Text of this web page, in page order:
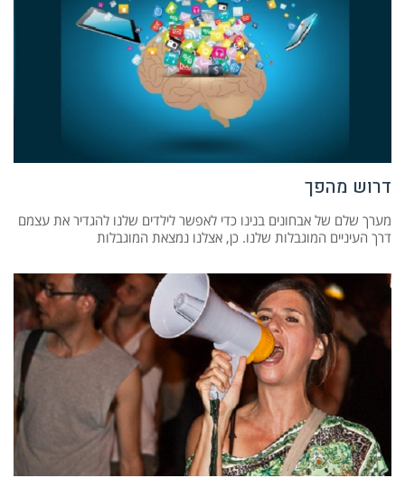
דרוש מהפך
מערך שלם של אבחונים בנינו כדי לאפשר לילדים שלנו להגדיר את עצמם
דרך העיניים המוגבלות שלנו. כן, אצלנו נמצאת המוגבלות